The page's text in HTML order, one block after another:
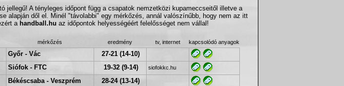
jellegű! A tényleges időpont függ a csapatok nemzetközi kupameccseitől illetve a
alapján dől el. Minél "távolabbi" egy mérkőzés, annál valószínűbb, hogy nem az itt
a handball.hu az időpontok helyességéért felelősséget nem vállal!
mérkőzés eredmény tv, internet
kapcsolódó anyagok
Győr - Vác 27-21 (14-10)
Siófok - FTC 19-32 (9-14) siofokkc.hu
Békéscsaba - Veszprém 28-24 (13-14)